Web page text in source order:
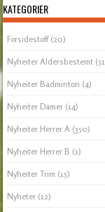
KATEGORIER
Forsidestoff(20)
Nyheiter Aldersbestemt
Nyheiter Badminton (4)
Nyheiter Damer (14)
Nyheiter Herrer A (350)
Nyheiter Herrer B (1)
Nyheiter Trim (15)
Nyheter (12)